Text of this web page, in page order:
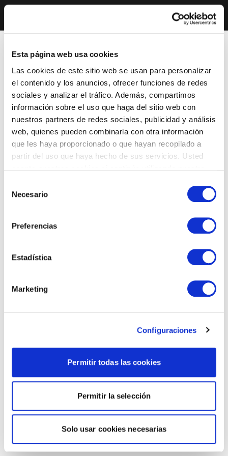
Esta página web usa cookies
Las cookies de este sitio web se usan para personalizar
el contenido y los anuncios, ofrecer funciones de redes
sociales y analizar el tráfico. Además, compartimos
información sobre el uso que haga del sitio web con
nuestros partners de redes sociales, publicidad y análisis
web, quienes pueden combinarla con otra información
que les haya proporcionado o que hayan recopilado a
partir del uso que haya hecho de sus servicios. Usted
Necesario
Preferencias
Estadística
Marketing
Configuraciones
Permitir todas las cookies
Permitir la selección
Solo usar cookies necesarias